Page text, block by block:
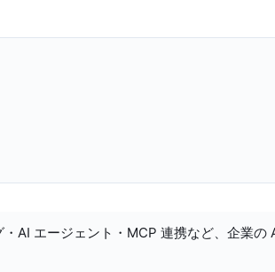
AI エージェント・MCP 連携など、企業の